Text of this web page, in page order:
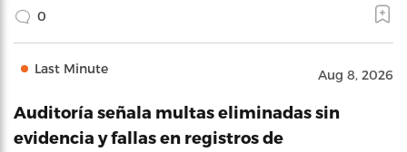
0
Last Minute Aug 8, 2026
Auditoría señala multas eliminadas sin
evidencia y fallas en registros de